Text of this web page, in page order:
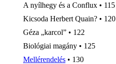
A nyílhegy és a Conflux • 115
Kicsoda Herbert Quain? • 120
Géza „karcol” • 122
Biológiai magány • 125
Mellérendelés • 130